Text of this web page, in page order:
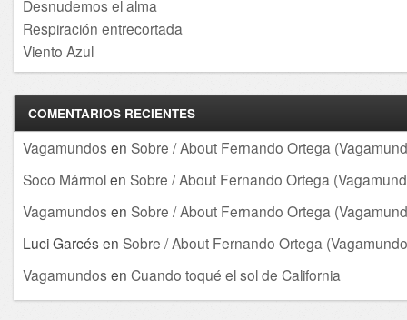
Desnudemos el alma
Respiración entrecortada
Viento Azul
COMENTARIOS RECIENTES
Vagamundos en Sobre / About Fernando Ortega
Soco Mármolen Sobre / About Fernando Ortega
Vagamundos en Sobre / About Fernando Ortega
Luci Garcés en Sobre / About Fernando Ortega
Vagamundos en Cuando toqué el sol de California